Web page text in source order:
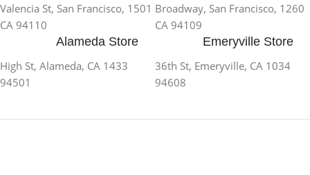
1260 Broadway, San Francisco,
CA 94109
1501 Valencia St, San Francisco,
CA 94110
Emeryville Store
1034 36th St, Emeryville, CA
94608
Alameda Store
1433 High St, Alameda, CA
94501